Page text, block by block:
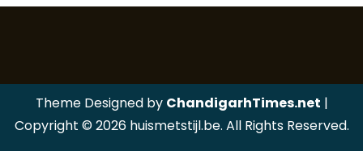
Theme Designed by ChandigarhTimes.net |
Copyright © 2026 huismetstijl.be. All Rights Reserved.